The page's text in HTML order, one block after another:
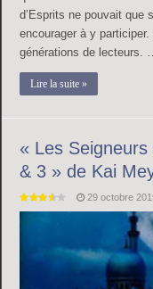
d’Esprits ne pouvait que
encourager à y
générations de lecteurs.
Lire la suite »
« Les
& 3 » de Kai
29 octobre